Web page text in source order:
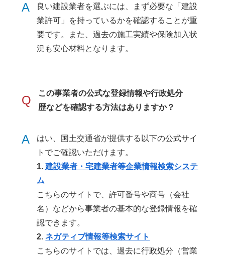
A
良い建設業者を選ぶには、まず必要な「建設
業許可」を持っているかを確認することが重
要です。また、過去の施工実績や保険加入状
況も安心材料となります。
Q
この事業者の公式な登録情報や行政処分
歴などを確認する方法はありますか？
A
はい、国土交通省が提供する以下の公式サイ
トでご確認いただけます。
1.建設業者・宅建業者等企業情報検索システ
ム
こちらのサイトで、許可番号や商号（会社
名）などから事業者の基本的な登録情報を確
認できます。
2.ネガティブ情報等検索サイト
こちらのサイトでは、過去に行政処分（営業